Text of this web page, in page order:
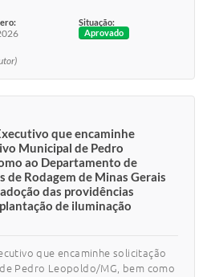
Situação:
Aprovado
que encaminhe
Municipal de Pedro
ao Departamento de
de Rodagem de Minas Gerais
das providências
de iluminação
que encaminhe solicitação
Pedro Leopoldo/MG, bem como